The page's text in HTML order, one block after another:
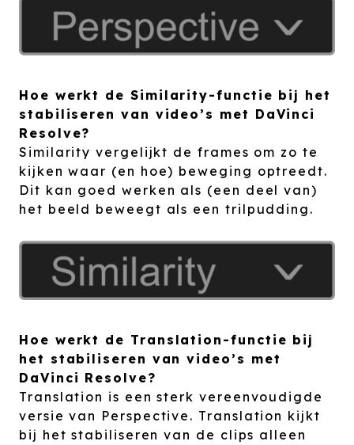
Hoe werkt de Similarity-functie bij het
stabiliseren van video’s met DaVinci
Resolve?
Similarity vergelijkt de frames om zo te
kijken waar (en hoe) beweging optreedt.
Dit kan goed werken als (een deel van)
het beeld beweegt als een trilpudding.
Hoe werkt de Translation-functie bij
het stabiliseren van video’s met
DaVinci Resolve?
Translation is een sterk vereenvoudigde
versie van Perspective. Translation kijkt
bij het stabiliseren van de clips alleen